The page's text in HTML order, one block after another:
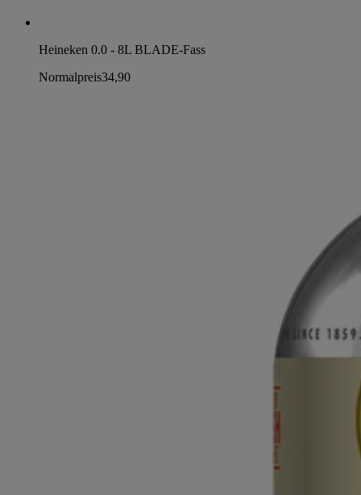
Heineken 0.0 - 8L BLADE-Fass
Normalpreis34,90